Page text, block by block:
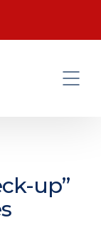
up”